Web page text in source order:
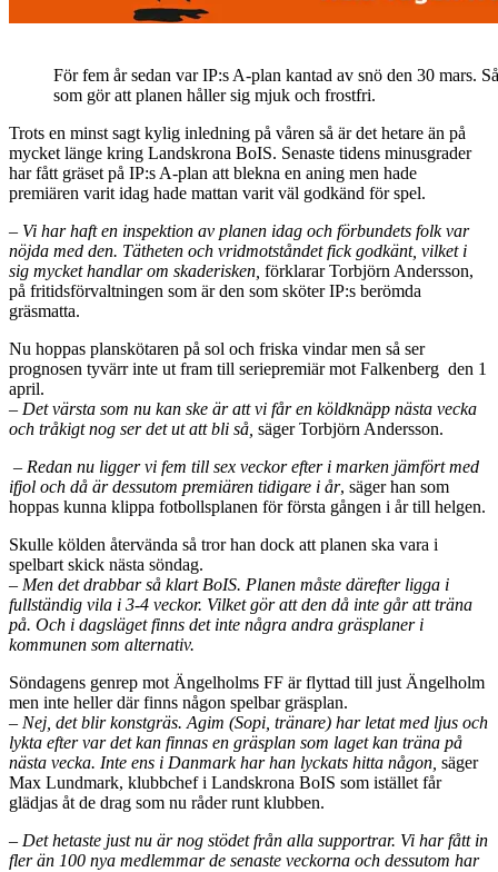
För fem år sedan var IP:s A-plan kantad av snö den 30 mars.
som gör att planen håller sig mjuk och frostfri.
Trots en minst sagt kylig inledning på våren så är det hetare än på
mycket länge kring Landskrona BoIS. Senaste tidens minusgrader
har fått gräset på IP:s A-plan att blekna en aning men hade
premiären varit idag hade mattan varit väl godkänd för spel.
– Vi har haft en inspektion av planen idag och förbundets folk var
nöjda med den. Tätheten och vridmotståndet fick godkänt, vilket i
sig mycket handlar om skaderisken, förklarar Torbjörn Andersson,
på fritidsförvaltningen som är den som sköter IP:s berömda
gräsmatta.
Nu hoppas planskötaren på sol och friska vindar men så ser
prognosen tyvärr inte ut fram till seriepremiär mot Falkenberg den 1
april.
– Det värsta som nu kan ske är att vi får en köldknäpp nästa vecka
och tråkigt nog ser det ut att bli så, säger Torbjörn Andersson.
– Redan nu ligger vi fem till sex veckor efter i marken jämfört med
ifjol och då är dessutom premiären tidigare i år, säger han som
hoppas kunna klippa fotbollsplanen för första gången i år till helgen.
Skulle kölden återvända så tror han dock att planen ska vara i
spelbart skick nästa söndag.
– Men det drabbar så klart BoIS. Planen måste därefter ligga i
fullständig vila i 3-4 veckor. Vilket gör att den då inte går att träna
på. Och i dagsläget finns det inte några andra gräsplaner i
kommunen som alternativ.
Söndagens genrep mot Ängelholms FF är flyttad till just Ängelholm
men inte heller där finns någon spelbar gräsplan.
– Nej, det blir konstgräs. Agim (Sopi, tränare) har letat med ljus och
lykta efter var det kan finnas en gräsplan som laget kan träna på
nästa vecka. Inte ens i Danmark har han lyckats hitta någon, säger
Max Lundmark, klubbchef i Landskrona BoIS som istället får
glädjas åt de drag som nu råder runt klubben.
– Det hetaste just nu är nog stödet från alla supportrar. Vi har fått in
fler än 100 nya medlemmar de senaste veckorna och dessutom har